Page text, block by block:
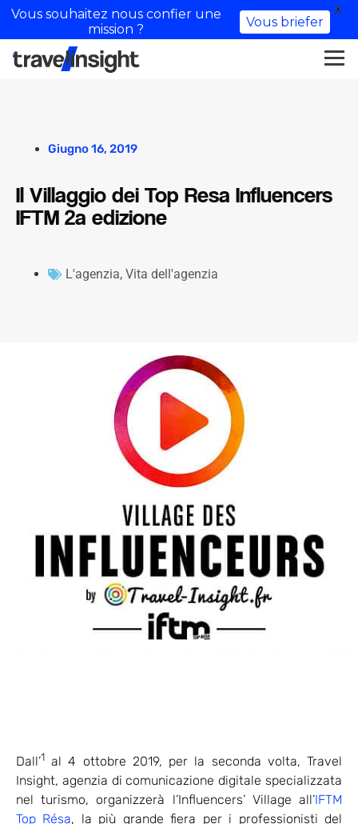
Giugno 16, 2019
Il Villaggio dei Top Resa Influencers
IFTM 2a edizione
L'agenzia, Vita dell'agenzia
Dall’1 al 4 ottobre 2019, per la seconda volta, Travel
Insight, agenzia di comunicazione digitale specializzata
nel turismo, organizzerà l’Influencers’ Village all’IFTM
Top Résa, la più grande fiera per i professionisti del
Vous souhaitez nous confier une
mission ?
Vous briefer
X